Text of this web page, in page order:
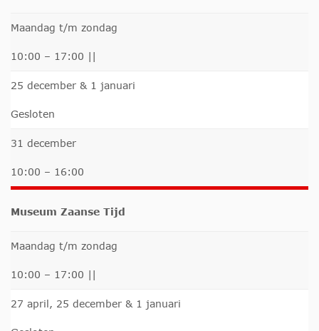
Maandag t/m zondag
10:00 – 17:00 ||
25 december & 1 januari
Gesloten
31 december
10:00 – 16:00
Museum Zaanse Tijd
Maandag t/m zondag
10:00 – 17:00 ||
27 april, 25 december & 1 januari